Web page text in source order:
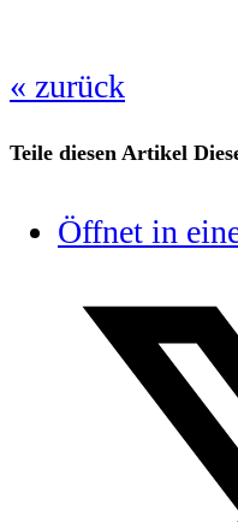
« zurück
Teile diesen Artikel
Öffnet in